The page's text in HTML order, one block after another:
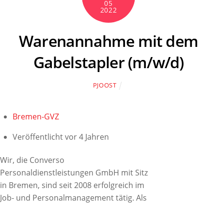
05
2022
Warenannahme mit dem
Gabelstapler (m/w/d)
PJOOST
Bremen-GVZ
Veröffentlicht vor 4 Jahren
Wir, die Converso
Personaldienstleistungen GmbH mit Sitz
in Bremen, sind seit 2008 erfolgreich im
Job- und Personalmanagement tätig. Als